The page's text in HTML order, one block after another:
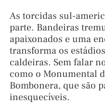
As torcidas sul-
parte. Bandeiras
apaixonados e uma
transforma os
caldeiras. Sem falar
como o Monumental
Bombonera, que são
inesquecíveis.